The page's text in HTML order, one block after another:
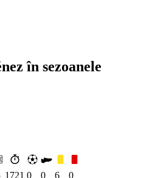
în sezoanele
1721 0 0 6
0